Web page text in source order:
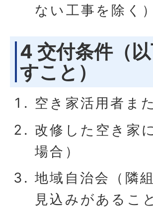
ない工事を除く）
4 交付条件（
すこと）
空き家活用者ま
改修した空き家
場合）
地域自治会（隣
見込みがあるこ